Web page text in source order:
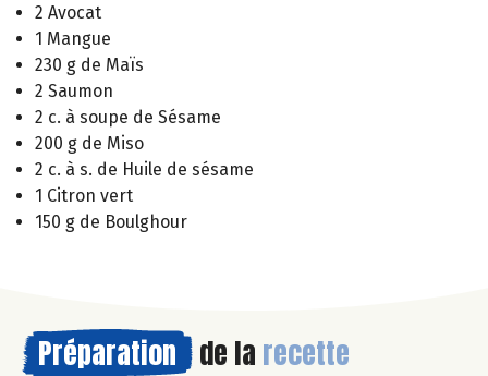
2 Avocat
1 Mangue
230 g de Maïs
2 Saumon
2 c. à soupe de Sésame
200 g de Miso
2 c. à s. de Huile de sésame
1 Citron vert
150 g de Boulghour
Préparation de la recette